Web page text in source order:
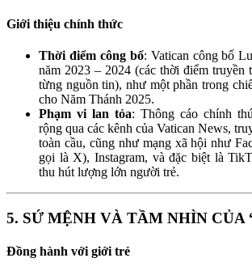
Giới thiệu chính thức
Thời điểm công bố: Vatican công bố
năm 2023 – 2024 (các thời điểm truyền
từng nguồn tin), như một phần trong
cho Năm Thánh 2025.
Phạm vi lan tỏa: Thông cáo chính
rộng qua các kênh của Vatican News,
toàn cầu, cũng như mạng xã hội như
gọi là X), Instagram, và đặc biệt là
thu hút lượng lớn người trẻ.
5. SỨ MỆNH VÀ TẦM NHÌN CỦA
Đồng hành với giới trẻ